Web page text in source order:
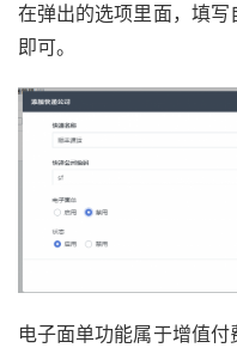
在弹出的选项里面，填
即可。
电子面单功能属于增值